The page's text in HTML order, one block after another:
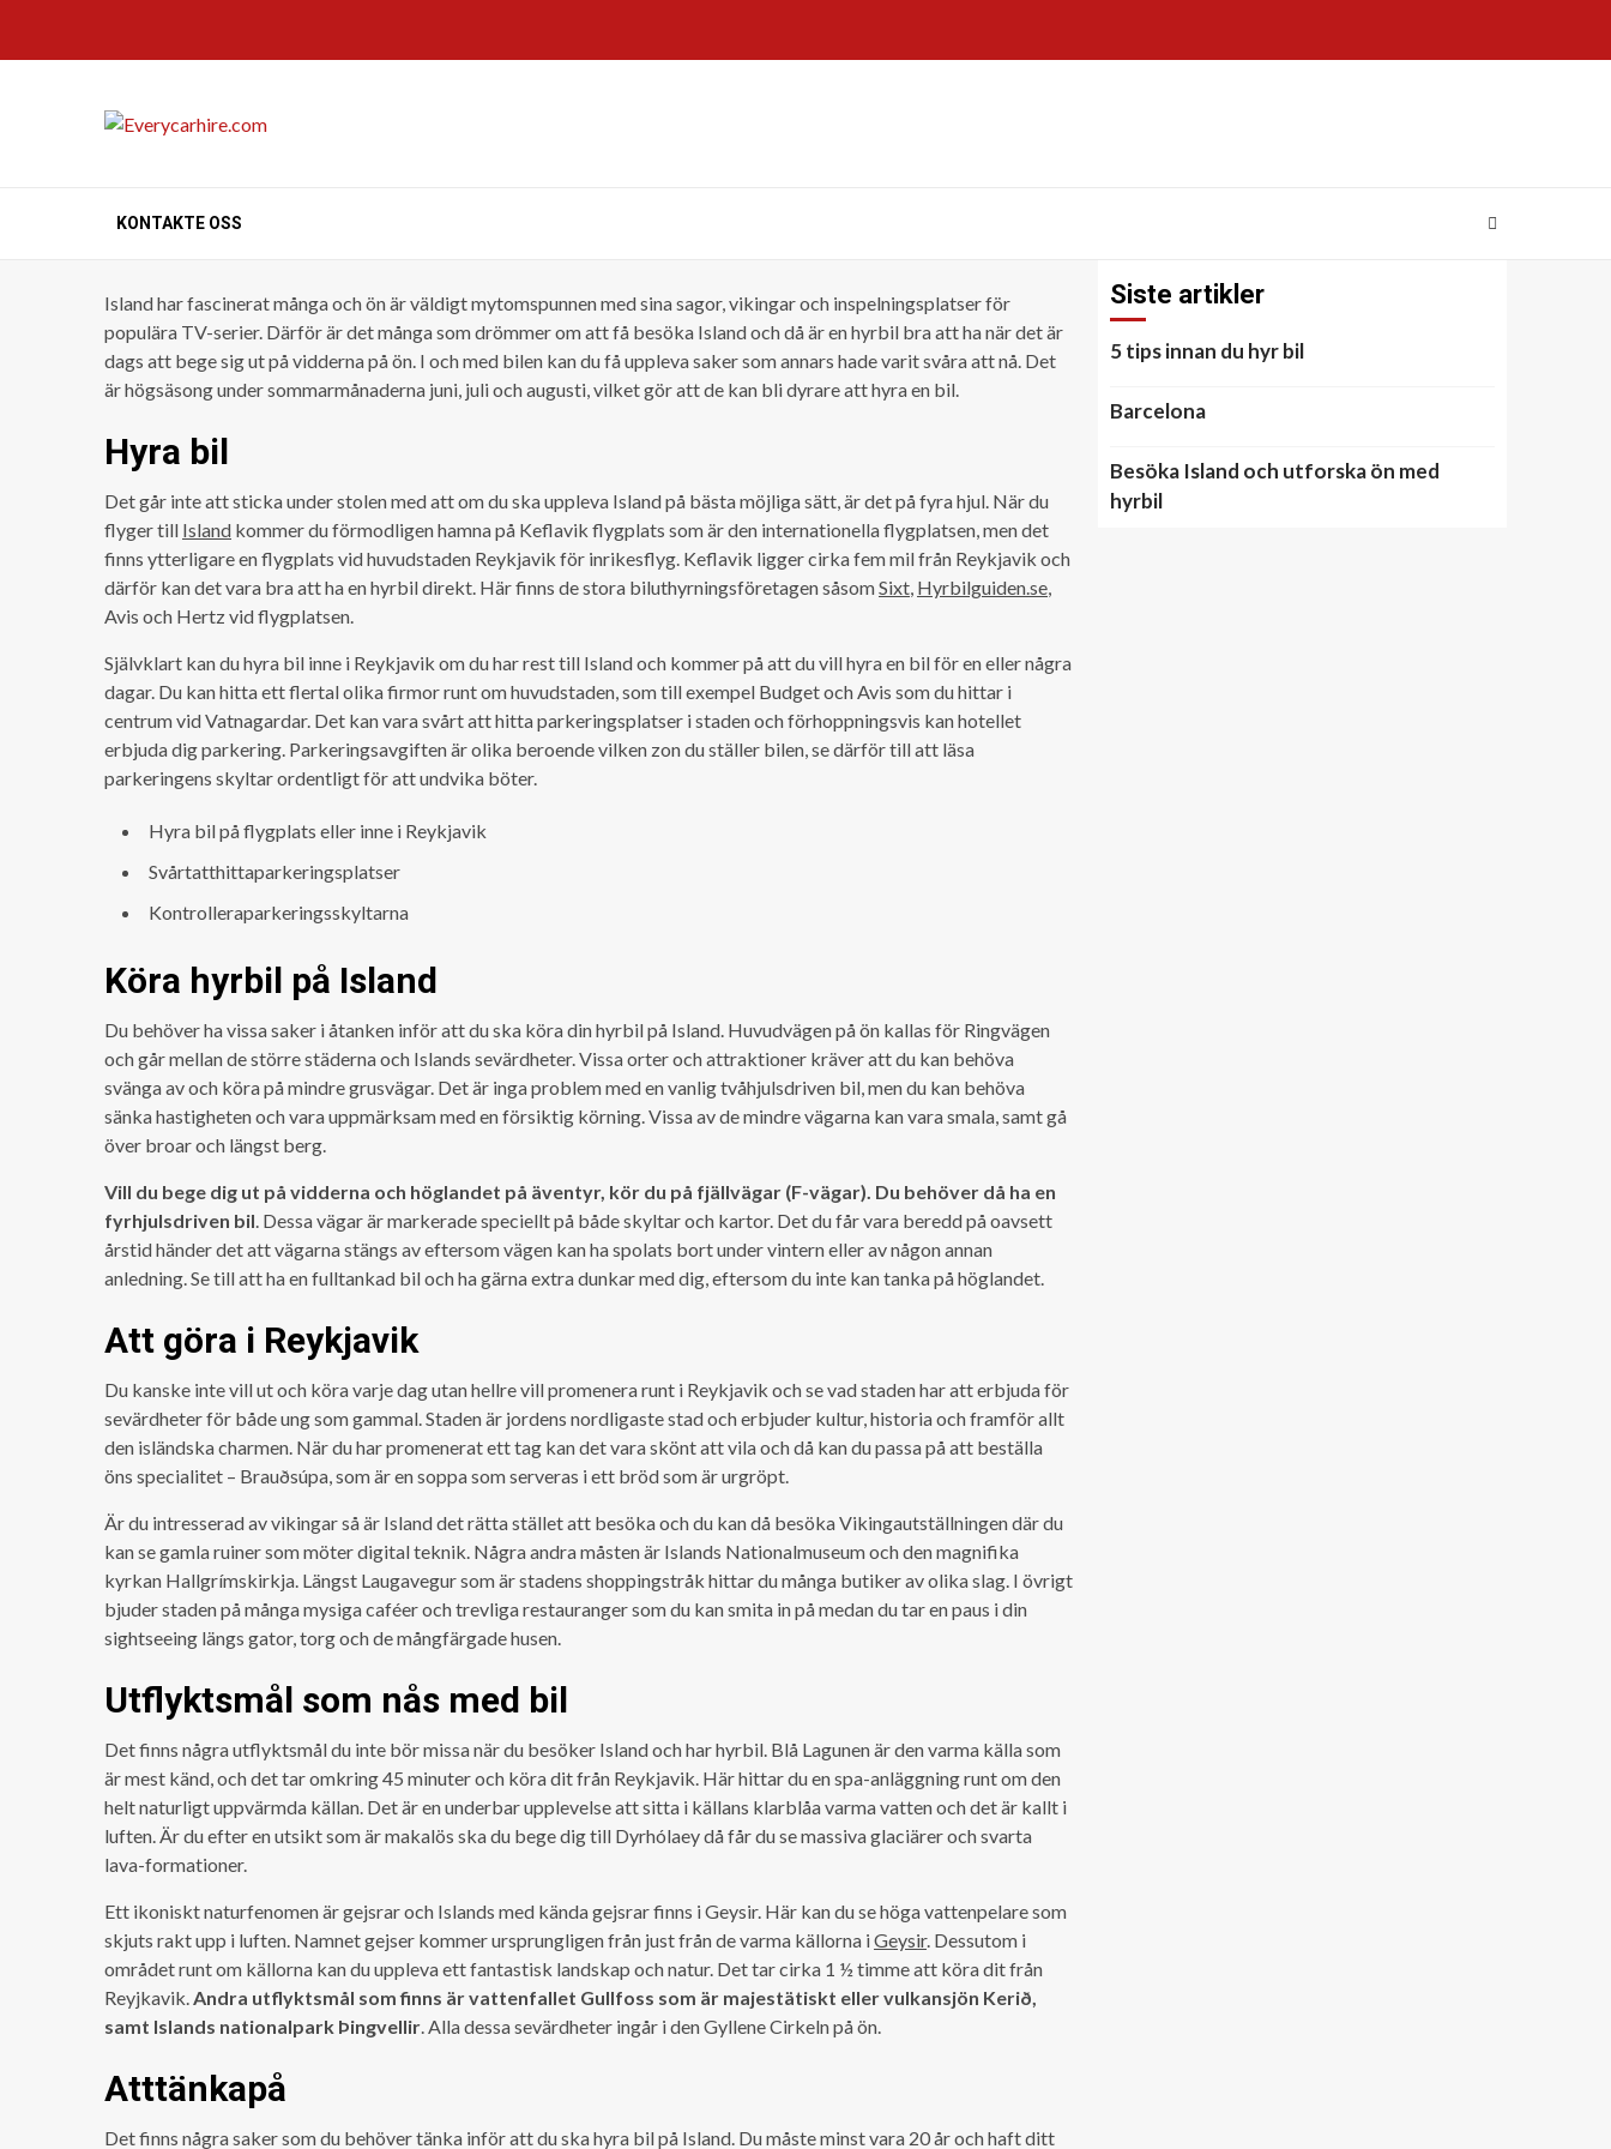
KONTAKTE OSS
Island har fascinerat många och ön är väldigt mytomspunnen med sina sagor, vikingar och inspelningsplatser för
populära TV-serier. Därför är det många som drömmer om att få besöka Island och då är en hyrbil bra att ha när det är
dags att bege sig ut på vidderna på ön. I och med bilen kan du få uppleva saker som annars hade varit svåra att nå. Det
är högsäsong under sommarmånaderna juni, juli och augusti, vilket gör att de kan bli dyrare att hyra en bil.
Hyra bil
Det går inte att sticka under stolen med att om du ska uppleva Island på bästa möjliga sätt, är det på fyra hjul. När du
flyger till Island kommer du förmodligen hamna på Keflavik flygplats som är den internationella flygplatsen, men det
finns ytterligare en flygplats vid huvudstaden Reykjavik för inrikesflyg. Keflavik ligger cirka fem mil från Reykjavik och
därför kan det vara bra att ha en hyrbil direkt. Här finns de stora biluthyrningsföretagen såsomSixt, Hyrbilguiden.se,
Avis och Hertz vid flygplatsen.
Självklart kan du hyra bil inne i Reykjavik om du har rest till Island och kommer på att du vill hyra en bil för en eller några
dagar. Du kan hitta ett flertal olika firmor runt om huvudstaden, som till exempel Budget och Avis som du hittar i
centrum vid Vatnagardar. Det kan vara svårt att hitta parkeringsplatser i staden och förhoppningsvis kan hotellet
erbjuda dig parkering. Parkeringsavgiften är olika beroende vilken zon du ställer bilen, se därför till att läsa
parkeringens skyltar ordentligt för att undvika böter.
Hyra bil på flygplats eller inne i Reykjavik
Svårtatthittaparkeringsplatser
Kontrolleraparkeringsskyltarna
Köra hyrbil på Island
Du behöver ha vissa saker i åtanken inför att du ska köra din hyrbil på Island. Huvudvägen på ön kallas för Ringvägen
och går mellan de större städerna och Islands sevärdheter. Vissa orter och attraktioner kräver att du kan behöva
svänga av och köra på mindre grusvägar. Det är inga problem med en vanlig tvåhjulsdriven bil, men du kan behöva
sänka hastigheten och vara uppmärksam med en försiktig körning. Vissa av de mindre vägarna kan vara smala, samt gå
över broar och längst berg.
Vill du bege dig ut på vidderna och höglandet på äventyr, kör du på fjällvägar (F-vägar). Du behöver då ha en
fyrhjulsdriven bil. Dessa vägar är markerade speciellt på både skyltar och kartor. Det du får vara beredd på oavsett
årstid händer det att vägarna stängs av eftersom vägen kan ha spolats bort under vintern eller av någon annan
anledning. Se till att ha en fulltankad bil och ha gärna extra dunkar med dig, eftersom du inte kan tanka på höglandet.
Att göra i Reykjavik
Du kanske inte vill ut och köra varje dag utan hellre vill promenera runt i Reykjavik och se vad staden har att erbjuda för
sevärdheter för både ung som gammal. Staden är jordens nordligaste stad och erbjuder kultur, historia och framför allt
den isländska charmen. När du har promenerat ett tag kan det vara skönt att vila och då kan du passa på att beställa
öns specialitet – Brauðsúpa, som är en soppa som serveras i ett bröd som är urgröpt.
Är du intresserad av vikingar så är Island det rätta stället att besöka och du kan då besöka Vikingautställningen där du
kan se gamla ruiner som möter digital teknik. Några andra måsten är Islands Nationalmuseum och den magnifika
kyrkan Hallgrímskirkja. Längst Laugavegur som är stadens shoppingstråk hittar du många butiker av olika slag. I övrigt
bjuder staden på många mysiga caféer och trevliga restauranger som du kan smita in på medan du tar en paus i din
sightseeing längs gator, torg och de mångfärgade husen.
Utflyktsmål som nås med bil
Det finns några utflyktsmål du inte bör missa när du besöker Island och har hyrbil. Blå Lagunen är den varma källa som
är mest känd, och det tar omkring 45 minuter och köra dit från Reykjavik. Här hittar du en spa-anläggning runt om den
helt naturligt uppvärmda källan. Det är en underbar upplevelse att sitta i källans klarblåa varma vatten och det är kallt i
luften. Är du efter en utsikt som är makalös ska du bege dig till Dyrhólaey då får du se massiva glaciärer och svarta
lava-formationer.
Ett ikoniskt naturfenomen är gejsrar och Islands med kända gejsrar finns i Geysir. Här kan du se höga vattenpelare som
skjuts rakt upp i luften. Namnet gejser kommer ursprungligen från just från de varma källorna iGeysir. Dessutom i
området runt om källorna kan du uppleva ett fantastisk landskap och natur. Det tar cirka 1 ½ timme att köra dit från
Reyjkavik.Andra utflyktsmål som finns är vattenfallet Gullfoss som är majestätiskt eller vulkansjön Kerið,
samt Islands nationalpark Þingvellir. Alla dessa sevärdheter ingår i den Gyllene Cirkeln på ön.
Atttänkapå
Det finns några saker som du behöver tänka inför att du ska hyra bil på Island. Du måste minst vara 20 år och haft ditt
Siste artikler
5 tips innan du hyr bil
Barcelona
Besöka Island och utforska ön med
hyrbil